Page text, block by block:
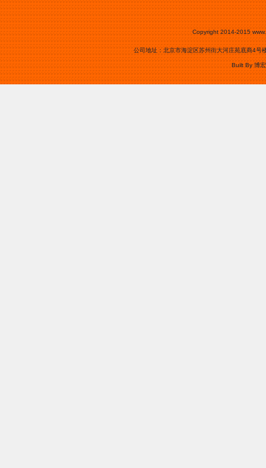
Copyright 2014-2015
公司地址：北京市海淀区苏州街大河庄苑底商4
Built By博